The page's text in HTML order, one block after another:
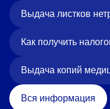
Выдача листков
Как получить
Выдача копий
Вся информация